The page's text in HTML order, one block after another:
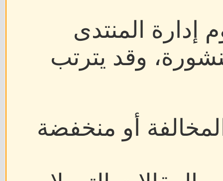
إدارة المنتدى
وقد يترتب
أو منخفضة